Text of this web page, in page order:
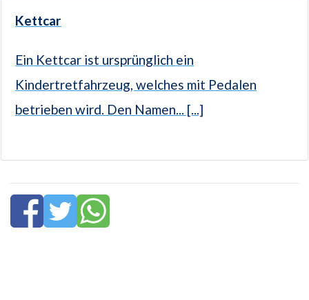
Kettcar
Ein Kettcar ist ursprünglich ein
Kindertretfahrzeug, welches mit Pedalen
betrieben wird. Den Namen... [...]